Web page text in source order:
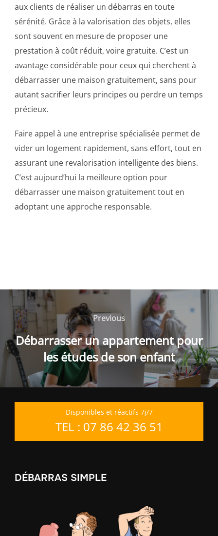
aux clients de réaliser un débarras en toute
sérénité. Grâce à la valorisation des objets, elles
sont souvent en mesure de proposer une
prestation à coût réduit, voire gratuite. C’est un
avantage considérable pour ceux qui cherchent à
débarrasser une maison gratuitement, sans pour
autant sacrifier leurs principes ou perdre un temps
précieux.
Faire appel à une entreprise spécialisée permet de
vider un logement rapidement, sans effort, tout en
assurant une revalorisation intelligente des biens.
C’est aujourd’hui la meilleure option pour
débarrasser une maison gratuitement tout en
adoptant une approche responsable.
Navigation
de
l’article
Previous
Previous
Débarrasser un appartement pour
les études de son enfant
Disponibles et réactifs 7j/7
TEL : 07 86 42 36 51
DÉBARRAS SIMPLE